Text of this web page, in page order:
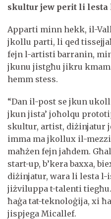
skultur jew perit li lesta
Apparti minn hekk, il-
jkollu parti, li qed
fejn l-artisti barranin,
jkunu jistgħu jikru
hemm stess.
“Dan il-post se jkun
jkun jista’ joħolqu
skultur, artist, diżinjatur
imma ma jkollux il-
maħżen fejn jaħdem.
start-up, b’kera baxxa,
diżinjatur, wara li lesta l-
jiżviluppa t-talenti
ħaġa tat-teknoloġija, xi
jispjega Micallef.